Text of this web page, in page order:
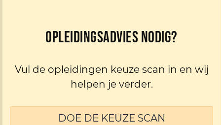
Opleidingsadvies nodig?
Vul de opleidingen keuze scan in en wij
helpen je verder.
DOE DE KEUZE SCAN